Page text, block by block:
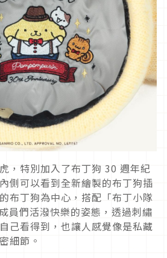
，特別加入了布丁狗 30 週年紀
側可以看到全新繪製的布丁狗插
布丁狗為中心，搭配「布丁小隊
員們活潑快樂的姿態，透過刺繡
己看得到，也讓人感覺像是私藏
細節。